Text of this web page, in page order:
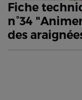
Fiche
n°34
des